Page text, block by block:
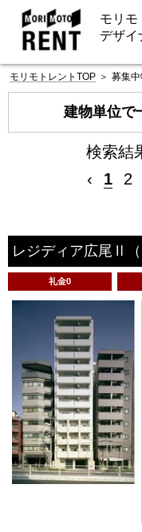
モリモ
デザイ
モリモトレントTOP ＞ 募集
建物単位で
検索結
‹
1 2
レジディア広尾Ⅱ
礼金0